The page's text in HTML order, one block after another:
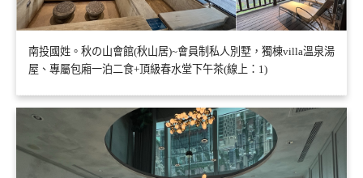
南投國姓。秋の山會館(秋山居)~會員制私人別墅，獨棟villa溫泉湯
屋、專屬包廂一泊二食+頂級春水堂下午茶(線上：1)